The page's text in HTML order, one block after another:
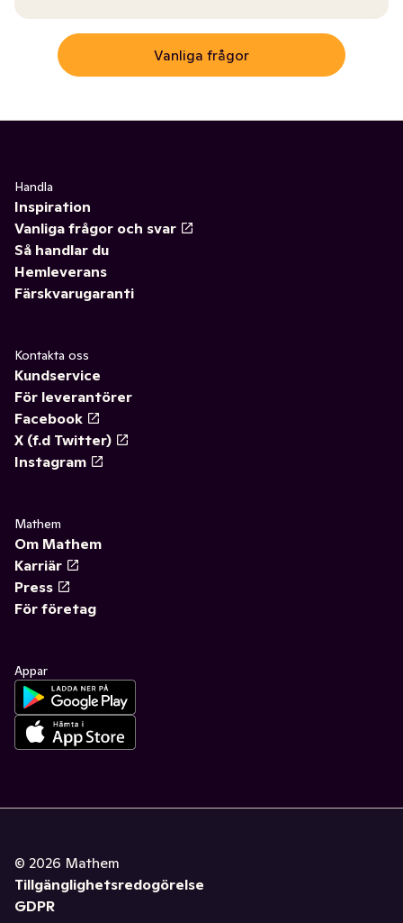
Vanliga frågor
Handla
Inspiration
Vanliga frågor och svar
Så handlar du
Hemleverans
Färskvarugaranti
Kontakta oss
Kundservice
För leverantörer
Facebook
X (f.d Twitter)
Instagram
Mathem
Om Mathem
Karriär
Press
För företag
Appar
© 2026 Mathem
Tillgänglighetsredogörelse
GDPR